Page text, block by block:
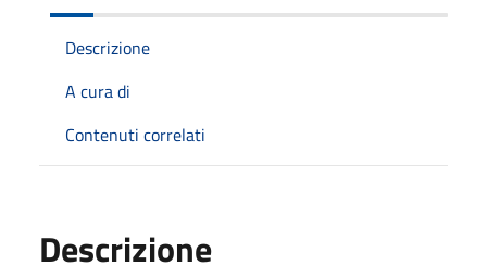
Descrizione
A cura di
Contenuti correlati
Descrizione